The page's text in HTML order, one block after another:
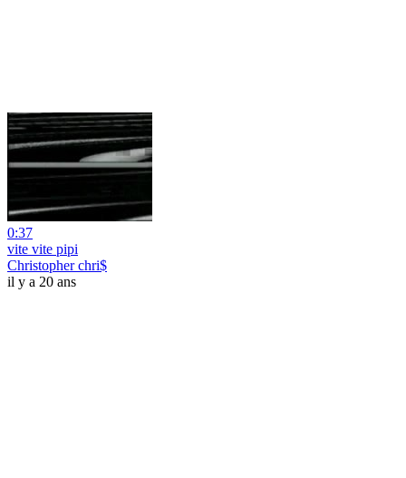
0:37
vite vite pipi
Christopher chri$
il y a 20 ans